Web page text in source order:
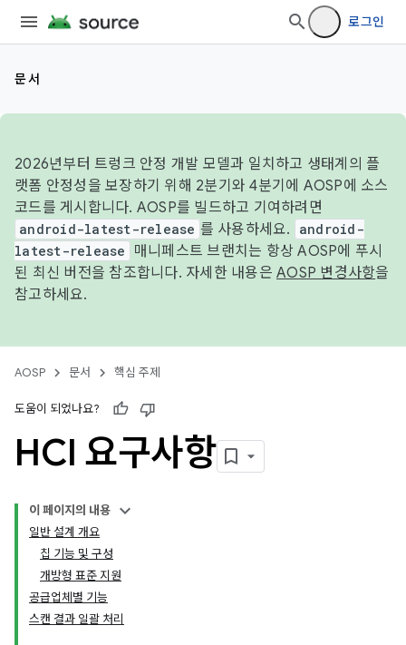
로그인
문서
2026년부터 트렁크 안정 개발 모델과 일치하고 생태계의 플
랫폼 안정성을 보장하기 위해 2분기와 4분기에 AOSP에 소스
코드를 게시합니다. AOSP를 빌드하고 기여하려면
android-latest-release 를 사용하세요.
android-
latest-release
매니페스트 브랜치는 항상 AOSP에 푸시
된 최신 버전을 참조합니다. 자세한 내용은 AOSP 변경사항을
참고하세요.
AOSP 문서 핵심 주제
도움이 되었나요?
HCI 요구사항
이 페이지의 내용
일반 설계 개요
칩 기능 및 구성
개방형 표준 지원
공급업체별 기능
스캔 결과 일괄 처리